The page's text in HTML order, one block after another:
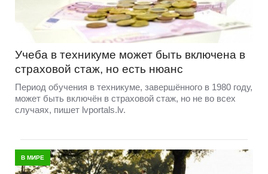
Учеба в техникуме может быть включена в
страховой стаж, но есть нюанс
Период обучения в техникуме, завершённого в 1980 году,
может быть включён в страховой стаж, но не во всех
случаях, пишет lvportals.lv.
В МИРЕ